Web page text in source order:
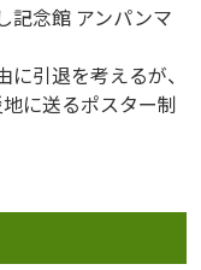
記念館 アンパンマ
引退を考えるが、
に送るポスター制